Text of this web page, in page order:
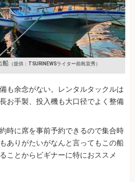
船（提供：TSURINEWSライター前島宣秀）
も余念がない。レンタルタックルは
お手製、投入機も大口径でよく整備
時に席を事前予約できるので集合時
ありがたいがなんと言ってもこの船
ことからビギナーに特におススメ